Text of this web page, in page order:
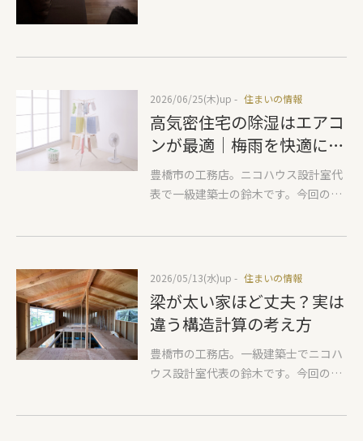
からすると設計内容や上棟時の写真を
わかります。 その代表例が、『許容応
力度計算を行っていない建物では採用
すべきでない設計』です。もし構造計
算を行う前から次のような内容が計画
に盛り込まれていたら、一度立ち止ま
って確認することをおすすめします。
うような計画)② 太陽光パネルの設置
2階床梁にある耐力壁
かたはいいのですが、すべての方がそ
が高いのかということをおさらいして
おくと① 基礎の面積が2階建てでの
同じ面積の家の2倍② 屋根の面積も
す。ここからは私の現在の考え方にな
りますが、平成初期のころ、まさに私
した建物は40坪前後ぐらいの大きさが
なでテレビを見る生活だけでなく、個
室にこもり、彼氏彼女と長電話をした
り、TVをみたりと個室時間が多かっ
た。その部分の変化がとても大きく、
今はみんなスマホやタブレットを見て
います。リビングに集まっていたとし
クミュージック程度。みたい番組はネ
高気密住宅の除湿はエアコ
ンが最適｜梅雨を快適に過
ごす方法。
2026/06/25(木)up - 住まいの情報
豊橋市の工務店。ニコハウス設計室代
表で一級建築士の鈴木です。今回のテ
湿について』をできるだけわかりやす
『除湿』するには結露をさせる方法し
かないということを知っておいてくだ
さい。結露させて出た水分を捨てると
いうのが 『除湿』です。「私の家の除
湿機もそうですか？」と思った方、間
違いなくそうなっています。除湿をし
梁が太い家ほど丈夫？実は
違う構造計算の考え方
2026/05/13(水)up - 住まいの情報
豊橋市の工務店。一級建築士でニコハ
ウス設計室代表の鈴木です。今回の住
の違い』です。少し難しそうな内容に